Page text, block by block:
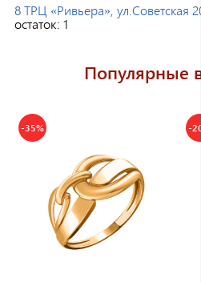
8 ТРЦ «Ривьера», ул.Советская
остаток: 1
Популярные
-35% -